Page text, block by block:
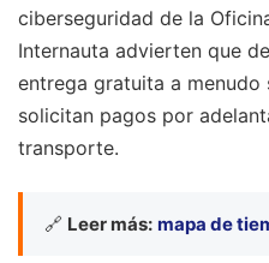
ciberseguridad de la
Internauta advierten que
entrega gratuita a menudo
solicitan pagos por
transporte.
🔗 Leer más: mapa de